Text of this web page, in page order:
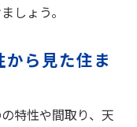
の条件とは
しょう。
ら見た住ま
特性や間取り、天